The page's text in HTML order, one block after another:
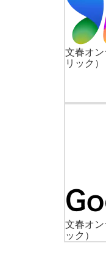
文春オ
リック）
文春オ
ック）